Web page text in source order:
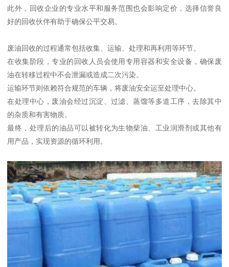
此外，回收企业的专业水平和服务范围也会影响定价，选择信誉良
好的回收伙伴有助于确保公平交易。
废油回收的过程通常包括收集、运输、处理和再利用等环节。
在收集阶段，专业的回收人员会使用专用容器和安全设备，确保废
油在转移过程中不会泄漏或造成二次污染。
运输环节则依赖符合规范的车辆，将废油安全运至处理中心。
在处理中心，废油会经过沉淀、过滤、蒸馏等多道工序，去除其中
的杂质和有害物质。
最终，处理后的油品可以被转化为生物柴油、工业润滑剂或其他有
用产品，实现资源的循环利用。